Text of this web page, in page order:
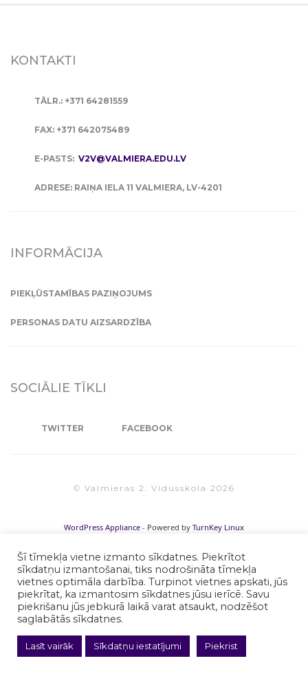
KONTAKTI
TĀLR.: +371 64281559
FAX: +371 642075489
E-PASTS: V2V@VALMIERA.EDU.LV
ADRESE: RAIŅA IELA 11 VALMIERA, LV-4201
INFORMĀCIJA
PIEKĻŪSTAMĪBAS PAZIŅOJUMS
PERSONAS DATU AIZSARDZĪBA
SOCIĀLIE TĪKLI
TWITTER FACEBOOK
© Valmieras 2. Vidusskola 2026
Šī tīmekļa vietne izmanto sīkdatnes. Piekrītot
sīkdatņu izmantošanai, tiks nodrošināta tīmekļa
vietnes optimāla darbība. Turpinot vietnes apskati, jūs
piekrītat, ka izmantosim sīkdatnes jūsu ierīcē. Savu
piekrišanu jūs jebkurā laikā varat atsaukt, nodzēšot
saglabātās sīkdatnes.
Lasīt vairāk Sīkdatņu iestatījumi Piekrist
WordPress Appliance - Powered by TurnKey Linux